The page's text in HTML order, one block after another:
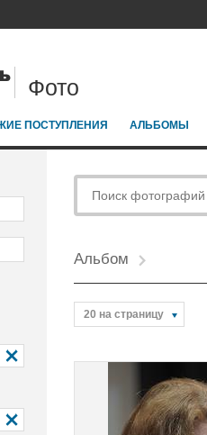
Фото
ПОСТУПЛЕНИЯ АЛЬБОМЫ
Альбом
20 на страницу